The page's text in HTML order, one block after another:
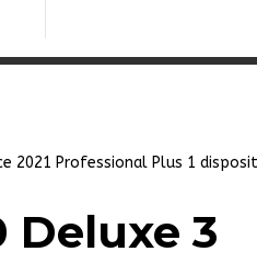
2021 Professional Plus 1
Deluxe 3